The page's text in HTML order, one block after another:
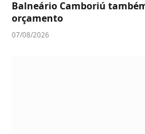
Balneário Camboriú
orçamento
07/08/2026